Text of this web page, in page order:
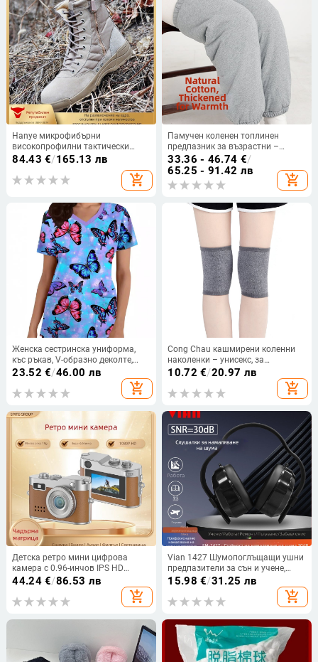
Hanye микрофибърни
високопрофилни тактически
ботуши за възрастни, унисекс,
пустинни тактически обувки за
туризъм
84.43 €/165.13 лв
add_shopping_cart
Памучен коленен топлинен
предпазник за възрастни –
защита и топлина за студени
крака и стави
33.36 - 46.74 €/
65.25 - 91.42 лв
add_shopping_cart
Женска сестринска униформа,
къс ръкав, V-образно деколте,
влаготводящ полиестер ≥95%, 3D
дигитален принт с пеперуди,
средна дължина 65–80 cm,
23.52 €/46.00 лв
add_shopping_cart
Cong Chau кашмирени коленни
наколенки – унисекс, за
възрастни, ултра тънки, топлина
на ставите, пролет-лято 2023
10.72 €/20.97 лв
add_shopping_cart
Детска ретро мини цифрова
камера с 0.96-инчов IPS HD
екран, TF карта за съхранение, 1–
5 MP, модел DC26, батерия 1–3
часа
44.24€/86.53 лв
add_shopping_cart
Vian 1427 Шумопоглъщащи ушни
предпазители за сън и учене,
индустриално ниво на
15.98 €/31.25 лв
add_shopping_cart